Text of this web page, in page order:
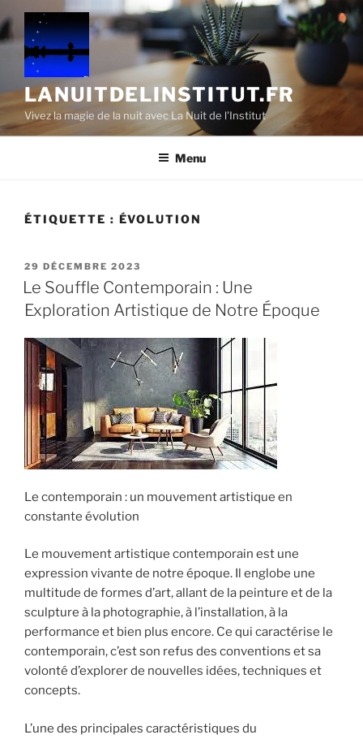
Aller
au
contenu
principal
LANUITDELINSTITUT.FR
Vivez la magie de la nuit avec La Nuit de l'Institut
Menu
ÉTIQUETTE : ÉVOLUTION
PUBLIÉ
LE
29 DÉCEMBRE 2023
Le Souffle Contemporain : Une
Exploration Artistique de Notre Époque
Le contemporain : un mouvement artistique en
constante évolution
Le mouvement artistique contemporain est une
expression vivante de notre époque. Il englobe une
multitude de formes d’art, allant de la peinture et de la
sculpture à la photographie, à l’installation, à la
performance et bien plus encore. Ce qui caractérise le
contemporain, c’est son refus des conventions et sa
volonté d’explorer de nouvelles idées, techniques et
concepts.
L’une des principales caractéristiques du